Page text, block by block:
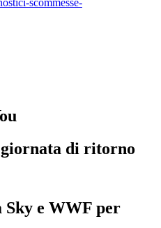
di ritorno
Sky e WWF per